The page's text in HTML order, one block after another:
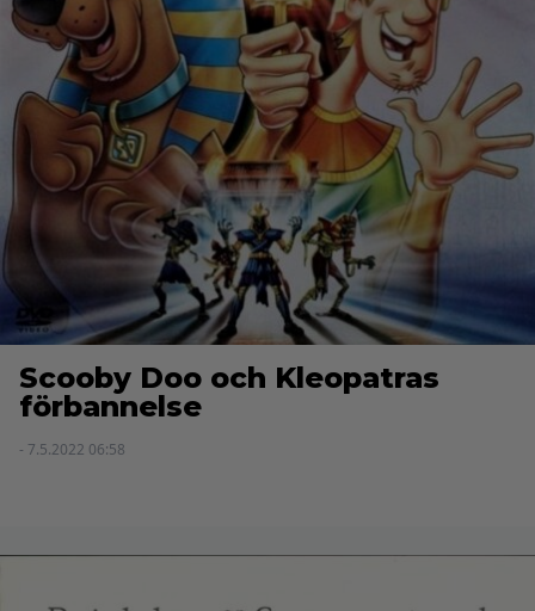
Scooby Doo och Kleopatras
förbannelse
- 7.5.2022 06:58